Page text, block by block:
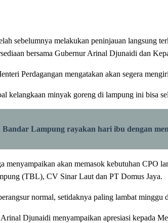
sebelumnya melakukan peninjauan langsung
bersama Gubernur Arinal Djunaidi dan
Perdagangan mengatakan akan segera
kelangkaan minyak goreng di lampung ini bisa
Bandar Lampung rayakan hari ibu dengan
menyampaikan akan memasok kebutuhan CPO
(TBL), CV Sinar Laut dan PT Domus Jaya.
normal, setidaknya paling lambat minggu
Djunaidi menyampaikan apresiasi kepada